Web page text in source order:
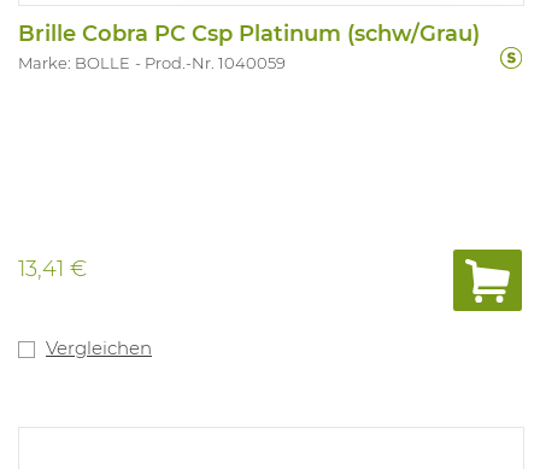
Brille Cobra PC Csp Platinum (schw/Grau)
Marke: BOLLE Prod.-Nr. 1040059
13,41 €
Vergleichen